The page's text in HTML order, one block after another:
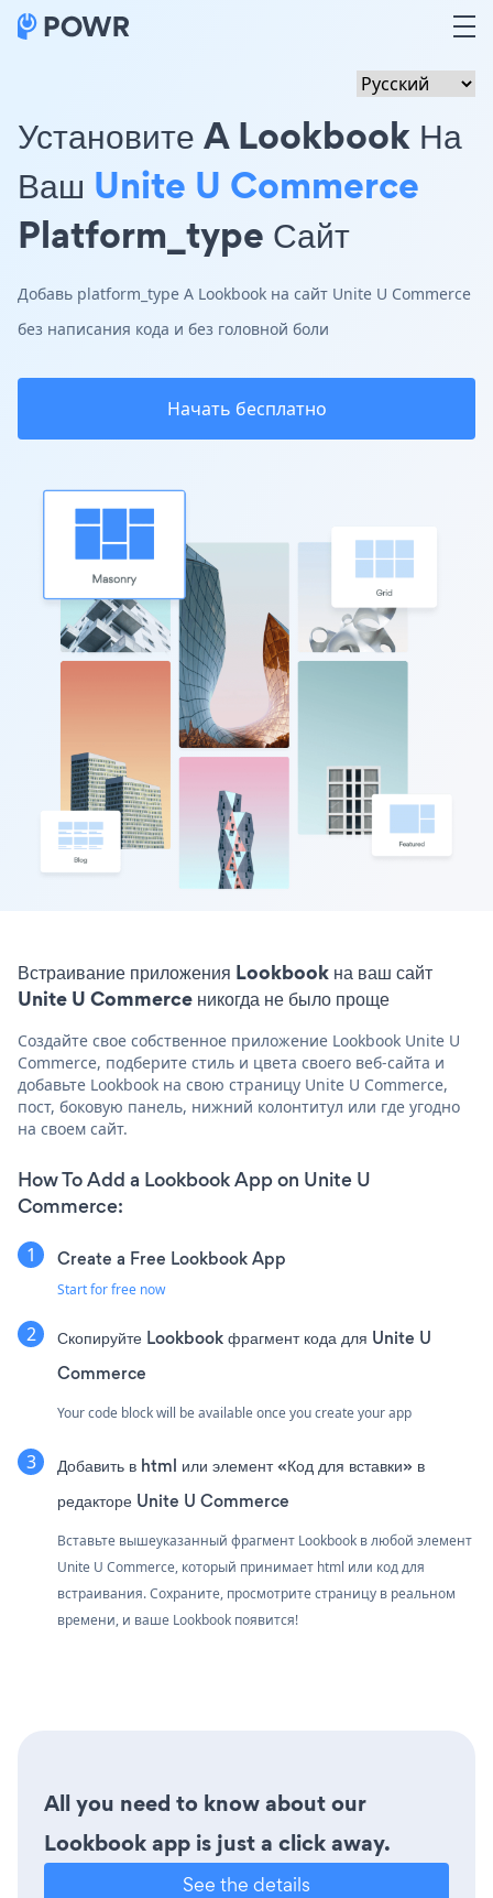
Установите A Lookbook На
Ваш Unite U Commerce
Platform_type Сайт
Добавь platform_type A Lookbook на сайт Unite U Commerce
без написания кода и без головной боли
Начать бесплатно
Встраивание приложения Lookbook на ваш сайт
Unite U Commerce никогда не было проще
Создайте свое собственное приложение Lookbook Unite U
Commerce, подберите стиль и цвета своего веб-сайта и
добавьте Lookbook на свою страницу Unite U Commerce,
пост, боковую панель, нижний колонтитул или где угодно
на своем сайт.
How To Add a Lookbook App on Unite U
Commerce:
Create a Free Lookbook App
Start for free now
Скопируйте Lookbook фрагмент кода для Unite U
Commerce
Your code block will be available once you create your app
Добавить в html или элемент «Код для вставки» в
редакторе Unite U Commerce
Вставьте вышеуказанный фрагмент Lookbook в любой элемент
Unite U Commerce, который принимает html или код для
встраивания. Сохраните, просмотрите страницу в реальном
времени, и ваше Lookbook появится!
All you need to know about our
Lookbook app is just a click away.
See the details